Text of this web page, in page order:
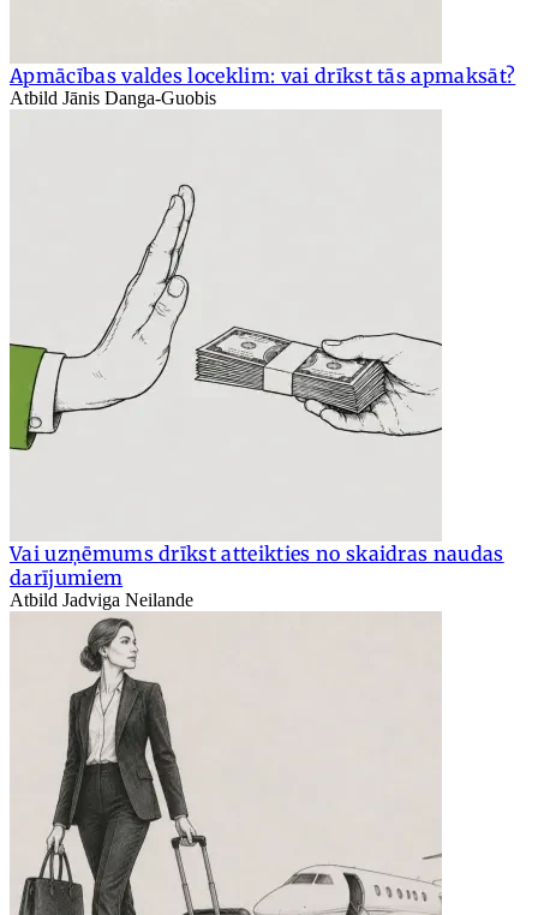
Apmācības valdes loceklim: vai drīkst tās apmaksāt?
Atbild Jānis Danga-Guobis
Vai uzņēmums drīkst atteikties no skaidras naudas
darījumiem
Atbild Jadviga Neilande